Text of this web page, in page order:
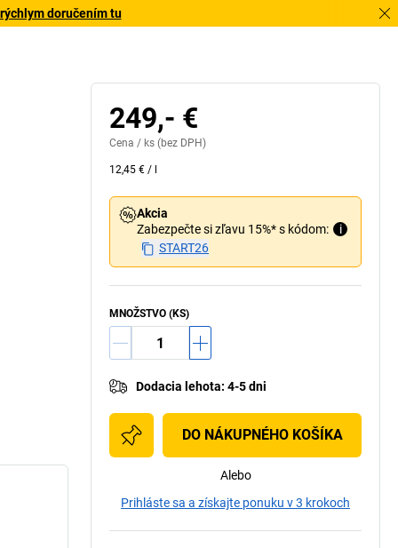
doručením tu
249,- €
Cena / ks (bez DPH)
12,45 € /
Akcia
Zabezpečte si zľavu 15%* s kódom:
i
START26
MNOŽSTVO (KS)
Dodacia lehota: 4-5 dni
DO NÁKUPNÉHO KOŠÍKA
Alebo
Prihláste sa a získajte ponuku v 3 krokoch